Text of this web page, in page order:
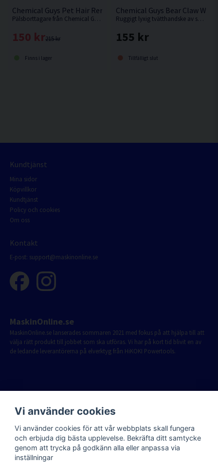
Chemical Guys Pet Hair Removal Brush Pälsborttagare
Pälsborttagare från Chemical Guys tillverkad av gummi.
215 kr
150 kr
Finns i lager
Chemical Guys Bear Claw
Ruggigt lyxig tvätthandske av syntetisk björnpäls.
155 kr
Tillfälligt slut
Kundtjänst
Mina sidor
Köpvillkor
Kundtjänst
Policy och cookies
Om oss
Kontakt
E-post: support@maskinonline.se
MaskinOnline.se
MaskinOnline.se lanserades sommaren 2021 med fokus på att hjälpa till att
välja rätt produkt till jobbet som ska utföras. Vi har på kort tid blivit en av
de ledande leverantörerna på elverktyg från HiKOKI Powertools.
Vi använder cookies
Vi använder cookies för att vår webbplats skall fungera
och erbjuda dig bästa upplevelse. Bekräfta ditt samtycke
genom att trycka på godkänn alla eller anpassa via
inställningar